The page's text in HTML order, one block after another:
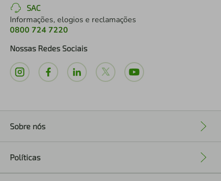
SAC
Informações, elogios e reclamações
0800 724 7220
Nossas Redes Sociais
Sobre nós
Políticas